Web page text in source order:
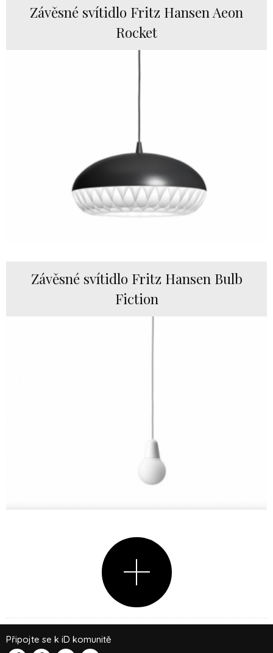
Závěsné svítidlo Fritz Hansen Aeon
Rocket
Závěsné svítidlo Fritz Hansen Bulb
Fiction
Připojte se k iD komunitě